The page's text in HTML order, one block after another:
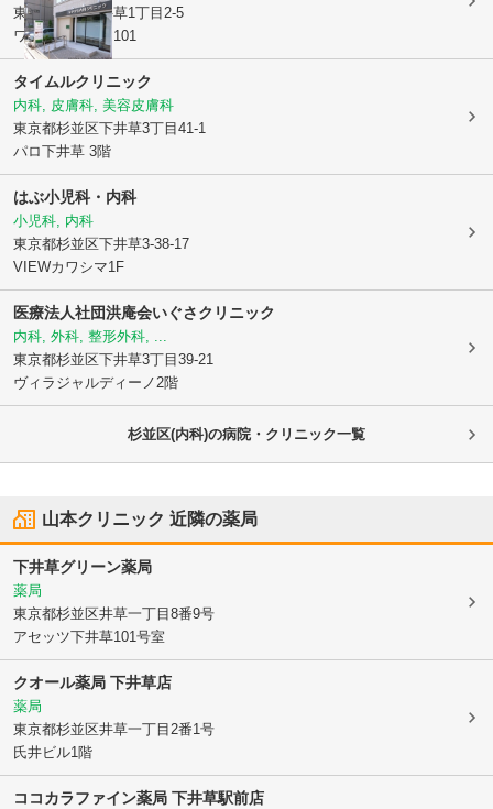
東京都杉並区井草1丁目2-5
ワイズスクエア101
タイムルクリニック
内科, 皮膚科, 美容皮膚科
東京都杉並区下井草3丁目41-1
パロ下井草 3階
はぶ小児科・内科
小児科, 内科
東京都杉並区下井草3-38-17
VIEWカワシマ1F
医療法人社団洪庵会いぐさクリニック
内科, 外科, 整形外科, ...
東京都杉並区下井草3丁目39-21
ヴィラジャルディーノ2階
杉並区(内科)の病院・クリニック一覧
山本クリニック 近隣の薬局
下井草グリーン薬局
薬局
東京都杉並区井草一丁目8番9号
アセッツ下井草101号室
クオール薬局 下井草店
薬局
東京都杉並区井草一丁目2番1号
氏井ビル1階
ココカラファイン薬局 下井草駅前店